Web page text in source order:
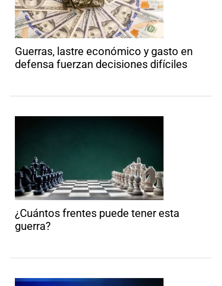
Guerras, lastre económico y gasto en
defensa fuerzan decisiones difíciles
¿Cuántos frentes puede tener esta
guerra?